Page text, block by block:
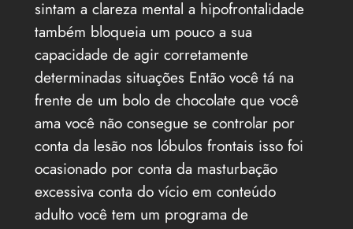
sintam a clareza mental a hipofrontalidade
também bloqueia um pouco a sua
capacidade de agir corretamente
determinadas situações Então você tá na
frente de um bolo de chocolate que você
ama você não consegue se controlar por
conta da lesão nos lóbulos frontais isso foi
ocasionado por conta da masturbação
excessiva conta do vício em conteúdo
adulto você tem um programa de